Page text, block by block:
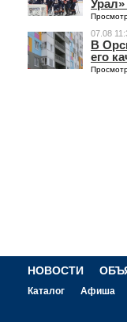
Урал»
07.08
В
его
НОВОСТИ
Каталог Афиша